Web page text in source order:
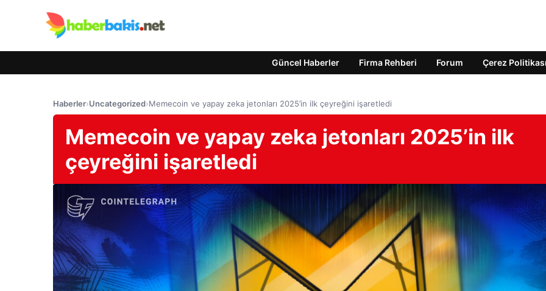
Güncel Haberler Firma Rehberi Forum Çerez Politikası
Haberler›Uncategorized›Memecoin ve yapay zeka jetonları 2025’in ilk çeyreğini işaretledi
Memecoin ve yapay zeka jetonları 2025’in ilk
çeyreğini işaretledi